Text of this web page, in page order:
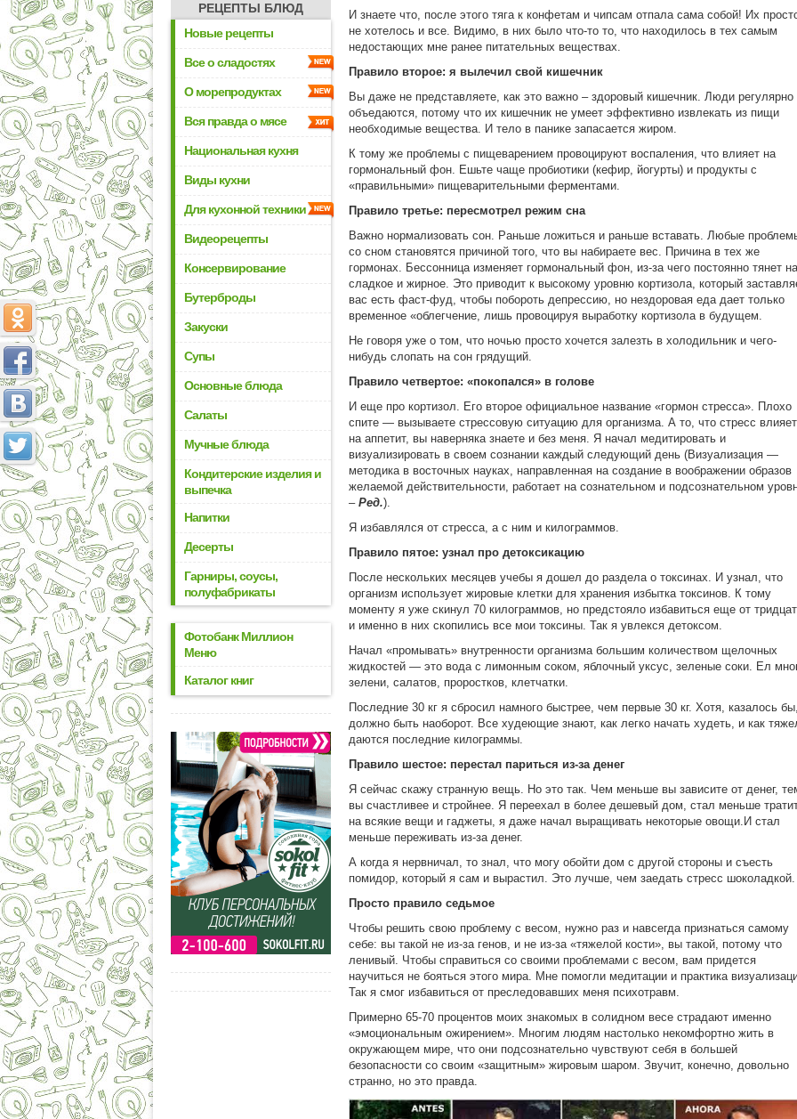
РЕЦЕПТЫ БЛЮД
Новые рецепты
Все о сладостях
О морепродуктах
Вся правда о мясе
Национальная кухня
Виды кухни
Для кухонной техники
Видеорецепты
Консервирование
Бутерброды
Закуски
Супы
Основные блюда
Салаты
Мучные блюда
Кондитерские изделия и
выпечка
Напитки
Десерты
Гарниры, соусы,
полуфабрикаты
Фотобанк Миллион
Меню
Каталог книг
И знаете что, после этого тяга к конфетам и чипсам отпала сама собой! Их
не хотелось и все. Видимо, в них было что-то то, что находилось в тех самым
недостающих мне ранее питательных веществах.
Правило второе: я вылечил свой кишечник
Вы даже не представляете, как это важно – здоровый кишечник. Люди регулярно
объедаются, потому что их кишечник не умеет эффективно извлекать из пищи
необходимые вещества. И тело в панике запасается жиром.
К тому же проблемы с пищеварением провоцируют воспаления, что влияет на
гормональный фон. Ешьте чаще пробиотики (кефир, йогурты) и продукты с
«правильными» пищеварительными ферментами.
Правило третье: пересмотрел режим сна
Важно нормализовать сон. Раньше ложиться и раньше вставать. Любые
со сном становятся причиной того, что вы набираете вес. Причина в тех же
гормонах. Бессонница изменяет гормональный фон, из-за чего постоянно тянет на
сладкое и жирное. Это приводит к высокому уровню кортизола, который
вас есть фаст-фуд, чтобы побороть депрессию, но нездоровая еда дает только
временное «облегчение, лишь провоцируя выработку кортизола в будущем.
Не говоря уже о том, что ночью просто хочется залезть в холодильник и чего-
нибудь слопать на сон грядущий.
Правило четвертое: «покопался» в голове
И еще про кортизол. Его второе официальное название «гормон стресса». Плохо
спите — вызываете стрессовую ситуацию для организма. А то, что стресс влияет
на аппетит, вы наверняка знаете и без меня. Я начал медитировать и
визуализировать в своем сознании каждый следующий день (Визуализация —
методика в восточных науках, направленная на создание в воображении образов
желаемой действительности, работает на сознательном и подсознательном
– Ред.).
Я избавлялся от стресса, а с ним и килограммов.
Правило пятое: узнал про детоксикацию
После нескольких месяцев учебы я дошел до раздела о токсинах. И узнал, что
организм использует жировые клетки для хранения избытка токсинов. К тому
моменту я уже скинул 70 килограммов, но предстояло избавиться еще от
и именно в них скопились все мои токсины. Так я увлекся детоксом.
Начал «промывать» внутренности организма большим количеством щелочных
жидкостей — это вода с лимонным соком, яблочный уксус, зеленые соки. Ел
зелени, салатов, проростков, клетчатки.
Последние 30 кг я сбросил намного быстрее, чем первые 30 кг. Хотя, казалось
должно быть наоборот. Все худеющие знают, как легко начать худеть, и как
даются последние килограммы.
Правило шестое: перестал париться из-за денег
Я сейчас скажу странную вещь. Но это так. Чем меньше вы зависите от денег,
вы счастливее и стройнее. Я переехал в более дешевый дом, стал меньше
на всякие вещи и гаджеты, я даже начал выращивать некоторые овощи.И стал
меньше переживать из-за денег.
А когда я нервничал, то знал, что могу обойти дом с другой стороны и съесть
помидор, который я сам и вырастил. Это лучше, чем заедать стресс шоколадкой.
Просто правило седьмое
Чтобы решить свою проблему с весом, нужно раз и навсегда признаться самому
себе: вы такой не из-за генов, и не из-за «тяжелой кости», вы такой, потому что
ленивый. Чтобы справиться со своими проблемами с весом, вам придется
научиться не бояться этого мира. Мне помогли медитации и практика
Так я смог избавиться от преследовавших меня психотравм.
Примерно 65-70 процентов моих знакомых в солидном весе страдают именно
«эмоциональным ожирением». Многим людям настолько некомфортно жить в
окружающем мире, что они подсознательно чувствуют себя в большей
безопасности со своим «защитным» жировым шаром. Звучит, конечно, довольно
странно, но это правда.